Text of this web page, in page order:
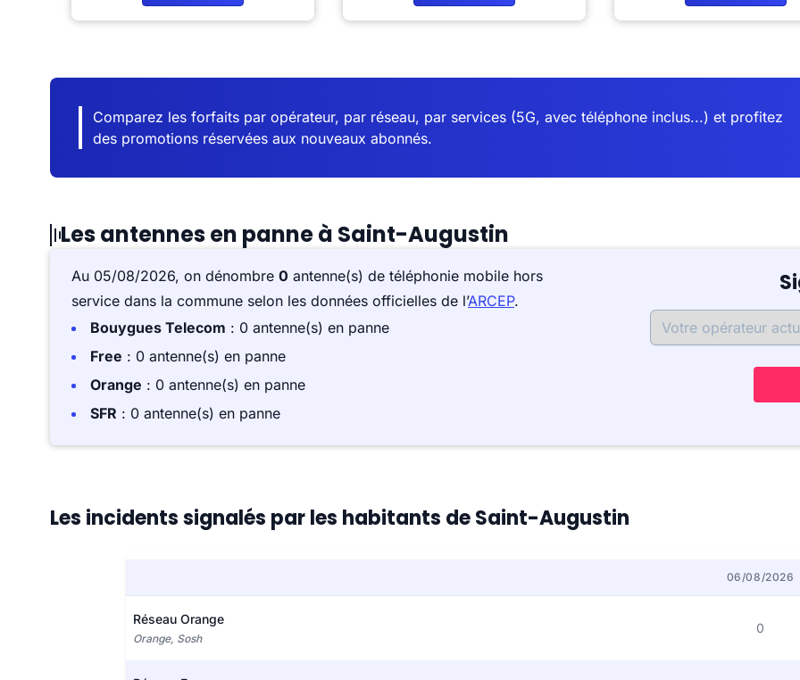
Comparez les forfaits par opérateur, par réseau, par services (5G, avec téléphone inclus...) et profitez
des promotions réservées aux nouveaux abonnés.
Les antennes en panne à Saint-Augustin
Au 05/08/2026, on dénombre 0 antenne(s) de téléphonie mobile hors
service dans la commune selon les données officielles de l’ARCEP.
Bouygues Telecom : 0 antenne(s) en panne
Free : 0 antenne(s) en panne
Orange : 0 antenne(s) en panne
SFR : 0 antenne(s) en panne
Les incidents signalés par les habitants de Saint-Augustin
06/08/2026
Réseau Orange
Orange, Sosh
0